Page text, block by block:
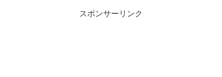
スポンサーリンク